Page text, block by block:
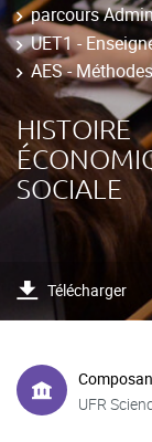
parcours
UET1 -
AES -
HISTOIRE
SOCIALE
Télécharger
UFR